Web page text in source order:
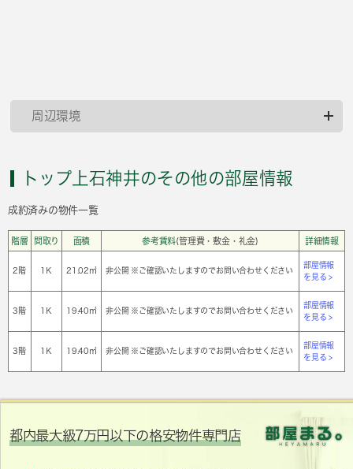
周辺環境
トップ上石神井のその他の部屋情報
成約済みの物件一覧
階層 間取り 面積 参考賃料(管理費・敷金・礼金) 詳細情報
2階 1Ｋ 21.02㎡ 非公開 ※ご確認いたしますのでお問い合わせください
部屋情報
を見る >
3階 1Ｋ 19.40㎡ 非公開 ※ご確認いたしますのでお問い合わせください
部屋情報
を見る >
3階 1Ｋ 19.40㎡ 非公開 ※ご確認いたしますのでお問い合わせください
部屋情報
を見る >
都内最大級7万円以下の格安物件専門店